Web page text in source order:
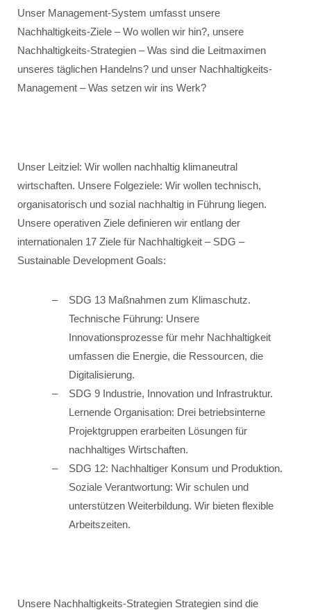
Unser Management-System umfasst unsere
Nachhaltigkeits-Ziele – Wo wollen wir hin?, unsere
Nachhaltigkeits-Strategien – Was sind die Leitmaximen
unseres täglichen Handelns? und unser Nachhaltigkeits-
Management – Was setzen wir ins Werk?
Unser Leitziel: Wir wollen nachhaltig klimaneutral
wirtschaften. Unsere Folgeziele: Wir wollen technisch,
organisatorisch und sozial nachhaltig in Führung liegen.
Unsere operativen Ziele definieren wir entlang der
internationalen 17 Ziele für Nachhaltigkeit – SDG –
Sustainable Development Goals:
SDG 13 Maßnahmen zum Klimaschutz.
Technische Führung: Unsere
Innovationsprozesse für mehr Nachhaltigkeit
umfassen die Energie, die Ressourcen, die
Digitalisierung.
SDG 9 Industrie, Innovation und Infrastruktur.
Lernende Organisation: Drei betriebsinterne
Projektgruppen erarbeiten Lösungen für
nachhaltiges Wirtschaften.
SDG 12: Nachhaltiger Konsum und Produktion.
Soziale Verantwortung: Wir schulen und
unterstützen Weiterbildung. Wir bieten flexible
Arbeitszeiten.
Unsere Nachhaltigkeits-Strategien Strategien sind die